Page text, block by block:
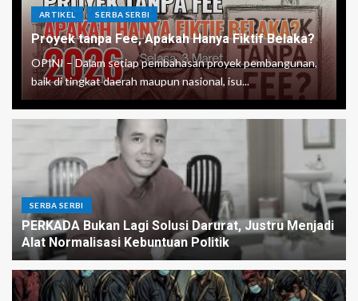
ARTIKEL SERBA SERBI
Proyek tanpa Fee, Apakah Hanya Fiktif Belaka?
OPINI – Dalam setiap pembahasan proyek pembangunan,
baik di tingkat daerah maupun nasional, isu...
SERBA SERBI
PERKADA Bukan Lagi Solusi Darurat, Justru Menjadi
Alat Normalisasi Kebuntuan Politik